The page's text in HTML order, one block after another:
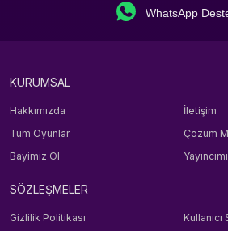
WhatsApp
KURUMSAL
Hakkımızda
İletişim
Tüm Oyunlar
Çözüm
Bayimiz Ol
SÖZLEŞMELER
Gizlilik Politikası